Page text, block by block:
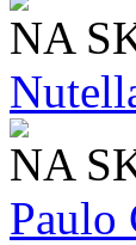
NA
NA
Paulo